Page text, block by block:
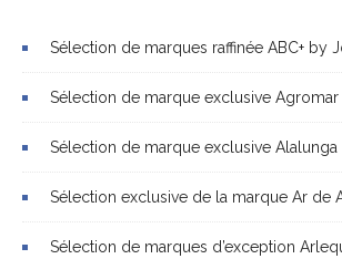
Sélection de marques raffinée ABC+ by
Sélection de marque exclusive Agromar
Sélection de marque exclusive Alalunga
Sélection exclusive de la marque Ar de
Sélection de marques d’exception